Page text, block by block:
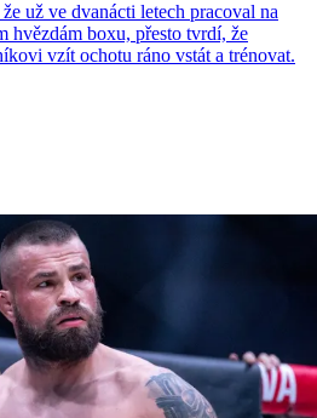
už ve dvanácti letech pracoval na
hvězdám boxu, přesto tvrdí, že
vzít ochotu ráno vstát a trénovat.